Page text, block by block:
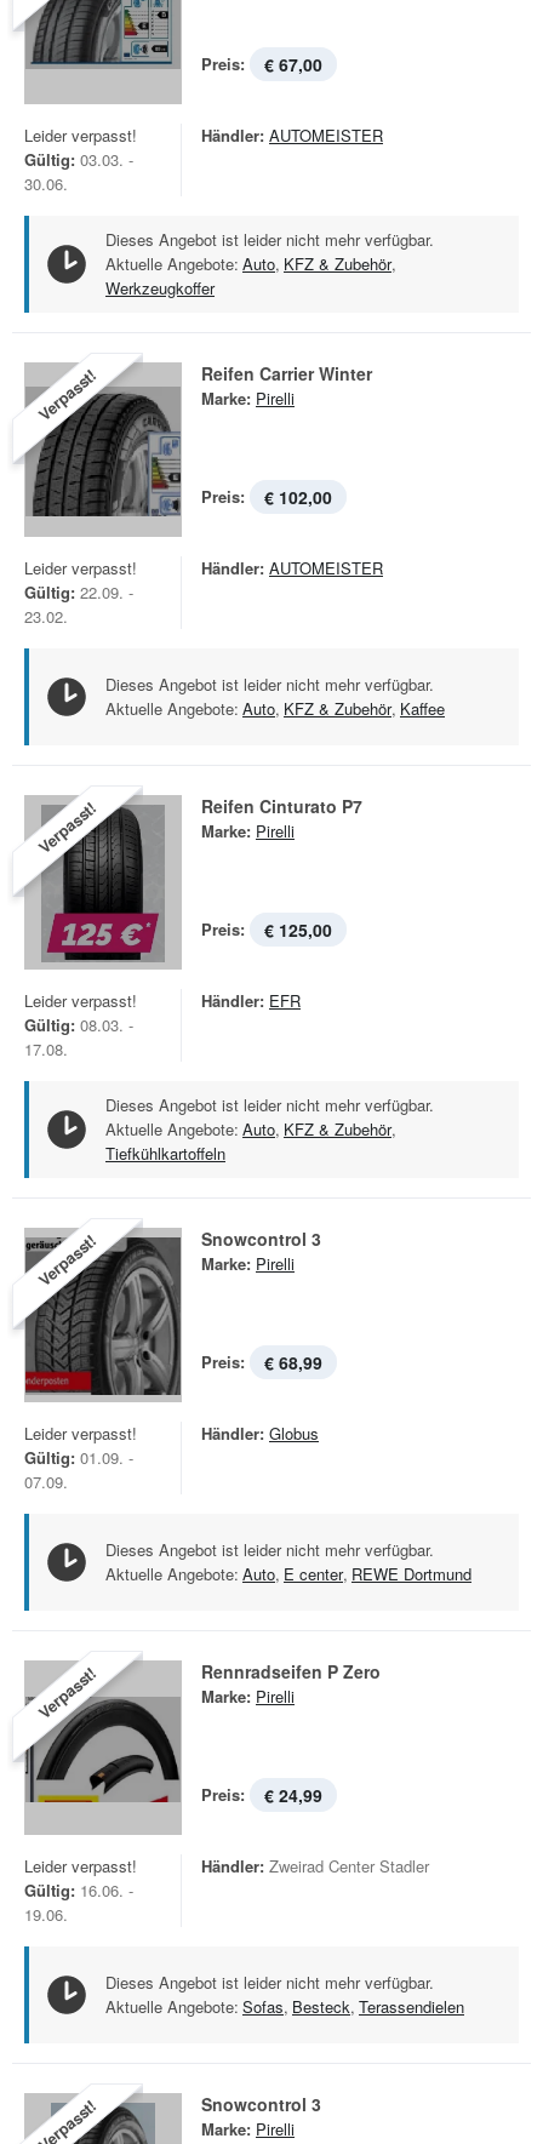
Preis: € 67,00
Leider verpasst!
Gültig: 03.03. -
30.06.
Händler: AUTOMEISTER
Dieses Angebot ist leider nicht mehr verfügbar.
Aktuelle Angebote: Auto, KFZ & Zubehör,
Werkzeugkoffer
Verpasst! Reifen Carrier Winter
Marke: Pirelli
Preis: € 102,00
Leider verpasst!
Gültig: 22.09. -
23.02.
Händler: AUTOMEISTER
Dieses Angebot ist leider nicht mehr verfügbar.
Aktuelle Angebote: Auto, KFZ & Zubehör, Kaffee
Verpasst! Reifen Cinturato P7
Marke: Pirelli
Preis: € 125,00
Leider verpasst!
Gültig: 08.03. -
17.08.
Händler: EFR
Dieses Angebot ist leider nicht mehr verfügbar.
Aktuelle Angebote: Auto, KFZ & Zubehör,
Tiefkühlkartoffeln
Verpasst! Snowcontrol 3
Marke: Pirelli
Preis: € 68,99
Leider verpasst!
Gültig: 01.09. -
07.09.
Händler: Globus
Dieses Angebot ist leider nicht mehr verfügbar.
Aktuelle Angebote: Auto, E center, REWE Dortmund
Verpasst! Rennradseifen P Zero
Marke: Pirelli
Preis: € 24,99
Leider verpasst!
Gültig: 16.06. -
19.06.
Händler: Zweirad Center Stadler
Dieses Angebot ist leider nicht mehr verfügbar.
Aktuelle Angebote: Sofas, Besteck, Terassendielen
Verpasst! Snowcontrol 3
Marke: Pirelli